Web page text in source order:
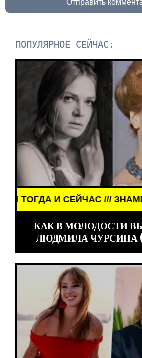
ПОПУЛЯРНОЕ СЕЙЧАС:
/// ЗНАМЕНИТОСТИ ///
КАК В МОЛОДОСТИ
ЛЮДМИЛА ЧУРСИНА